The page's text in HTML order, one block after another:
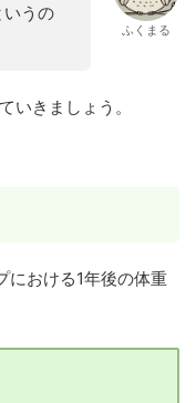
いうの
ふくまる
いきましょう。
における1年後の体重